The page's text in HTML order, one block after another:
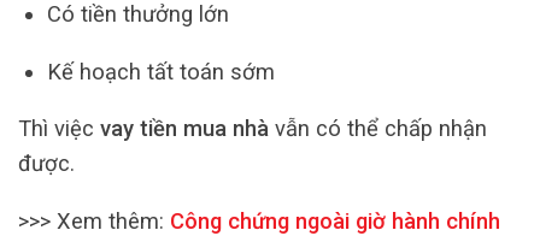
Có tiền thưởng lớn
Kế hoạch tất toán sớm
Thì việc vay tiền mua nhà vẫn có thể chấp nhận
được.
>>> Xem thêm: Công chứng ngoài giờ hành chính